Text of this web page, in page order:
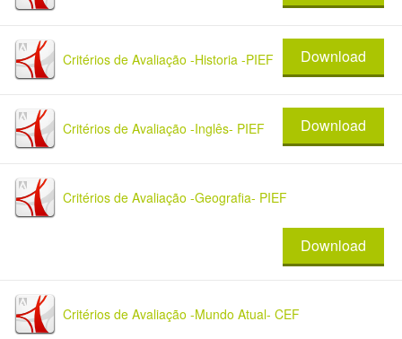
Critérios de Avaliação -Historia -PIEF Download
Critérios de Avaliação -Inglês- PIEF Download
Critérios de Avaliação -Geografia- PIEF
Download
Critérios de Avaliação -Mundo Atual- CEF